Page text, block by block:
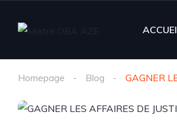
Homepage Blog GAGNER